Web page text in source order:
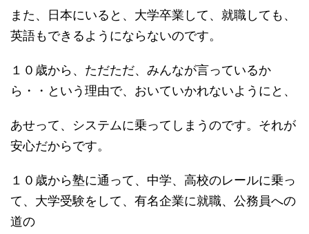
また、日本にいると、大学卒業して、就職しても、
英語もできるようにならないのです。
１０歳から、ただただ、みんなが言っているか
ら・・という理由で、おいていかれないようにと、
あせって、システムに乗ってしまうのです。それが
安心だからです。
１０歳から塾に通って、中学、高校のレールに乗っ
て、大学受験をして、有名企業に就職、公務員への
道の